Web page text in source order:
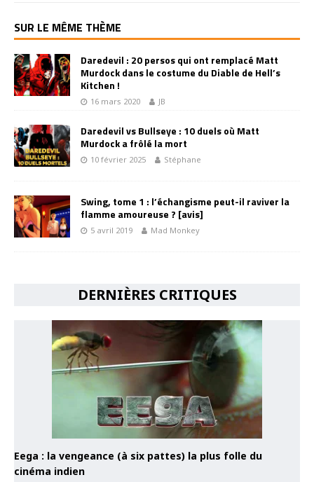
SUR LE MÊME THÈME
Daredevil : 20 persos qui ont remplacé Matt
Murdock dans le costume du Diable de Hell’s
Kitchen !
16 mars 2020 JB
Daredevil vs Bullseye : 10 duels où Matt
Murdock a frôlé la mort
10 février 2025 Stéphane
Swing, tome 1 : l’échangisme peut-il raviver la
flamme amoureuse ? [avis]
5 avril 2019 Mad Monkey
DERNIÈRES CRITIQUES
Eega : la vengeance (à six pattes) la plus folle du
cinéma indien